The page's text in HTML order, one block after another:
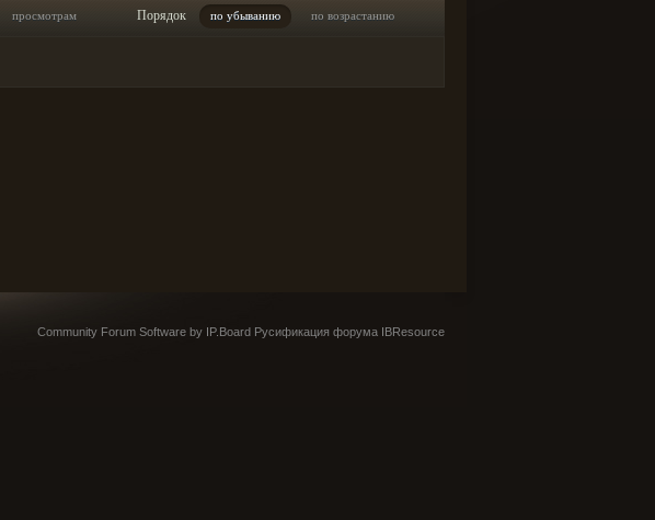
просмотрам Порядок по убыванию по возрастанию
Community Forum Software by IP.Board Русификация форума IBResource